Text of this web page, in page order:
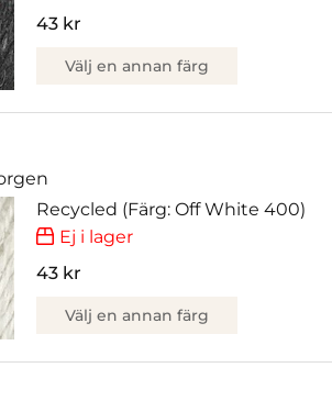
43 kr
Välj en annan färg
Recycled (Färg: Off White 400)
Ej i lager
43 kr
Välj en annan färg